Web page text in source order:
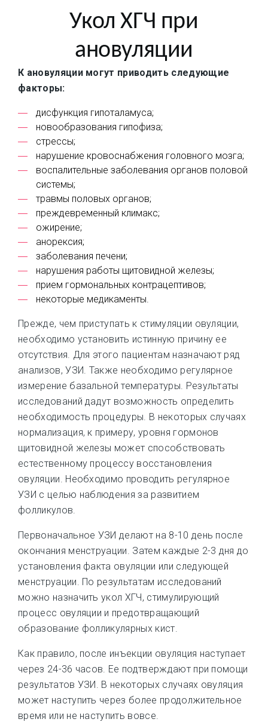
Укол ХГЧ при
ановуляции
К ановуляции могут приводить следующие
факторы:
дисфункция гипоталамуса;
новообразования гипофиза;
стрессы;
нарушение кровоснабжения головного мозга;
воспалительные заболевания органов половой
системы;
травмы половых органов;
преждевременный климакс;
ожирение;
анорексия;
заболевания печени;
нарушения работы щитовидной железы;
прием гормональных контрацептивов;
некоторые медикаменты.
Прежде, чем приступать к стимуляции овуляции,
необходимо установить истинную причину ее
отсутствия. Для этого пациентам назначают ряд
анализов, УЗИ. Также необходимо регулярное
измерение базальной температуры. Результаты
исследований дадут возможность определить
необходимость процедуры. В некоторых случаях
нормализация, к примеру, уровня гормонов
щитовидной железы может способствовать
естественному процессу восстановления
овуляции. Необходимо проводить регулярное
УЗИ с целью наблюдения за развитием
фолликулов.
Первоначальное УЗИ делают на 8-10 день после
окончания менструации. Затем каждые 2-3 дня до
установления факта овуляции или следующей
менструации. По результатам исследований
можно назначить укол ХГЧ, стимулирующий
процесс овуляции и предотвращающий
образование фолликулярных кист.
Как правило, после инъекции овуляция наступает
через 24-36 часов. Ее подтверждают при помощи
результатов УЗИ. В некоторых случаях овуляция
может наступить через более продолжительное
время или не наступить вовсе.